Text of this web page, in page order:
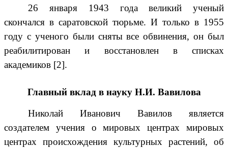
26 января 1943 года великий ученый
скончался в саратовской тюрьме. И только в 1955
году с ученого были сняты все обвинения, он был
реабилитирован и восстановлен в списках
академиков [2].
Главный вклад в науку Н.И. Вавилова
Николай Иванович Вавилов является
создателем учения о мировых центрах мировых
центрах происхождения культурных растений, об